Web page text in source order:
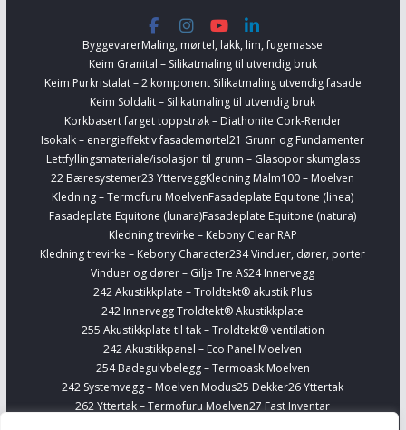
ByggevarerMaling, mørtel, lakk, lim, fugemasse
Keim Granital – Silikatmaling til utvendig bruk
Keim Purkristalat – 2 komponent Silikatmaling utvendig fasade
Keim Soldalit – Silikatmaling til utvendig bruk
Korkbasert farget toppstrøk – Diathonite Cork-Render
Isokalk – energieffektiv fasademørtel21 Grunn og Fundamenter
Lettfyllingsmateriale/isolasjon til grunn – Glasopor skumglass
22 Bæresystemer23 YtterveggKledning Malm100 – Moelven
Kledning – Termofuru MoelvenFasadeplate Equitone (linea)
Fasadeplate Equitone (lunara)Fasadeplate Equitone (natura)
Kledning trevirke – Kebony Clear RAP
Kledning trevirke – Kebony Character234 Vinduer, dører, porter
Vinduer og dører – Gilje Tre AS24 Innervegg
242 Akustikkplate – Troldtekt® akustik Plus
242 Innervegg Troldtekt® Akustikkplate
255 Akustikkplate til tak – Troldtekt® ventilation
242 Akustikkpanel – Eco Panel Moelven
254 Badegulvbelegg – Termoask Moelven
242 Systemvegg – Moelven Modus25 Dekker26 Yttertak
262 Yttertak – Termofuru Moelven27 Fast Inventar